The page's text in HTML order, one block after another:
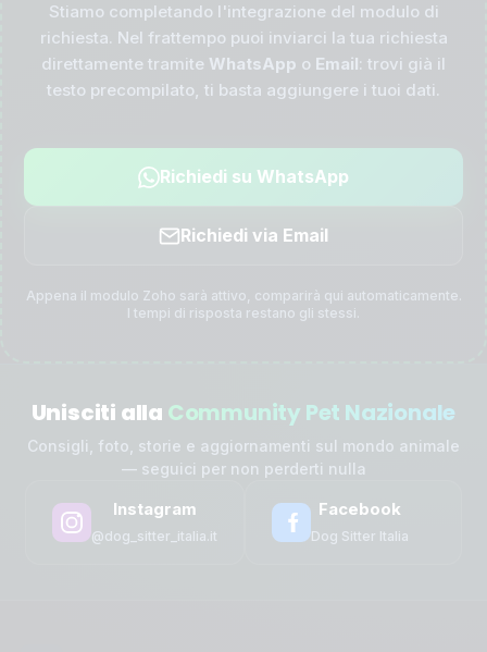
Stiamo completando l'integrazione del modulo di
richiesta. Nel frattempo puoi inviarci la tua richiesta
direttamente tramite WhatsApp o Email: trovi già il
testo precompilato, ti basta aggiungere i tuoi dati.
Richiedi su WhatsApp
Richiedi via Email
Appena il modulo Zoho sarà attivo, comparirà qui automaticamente.
I tempi di risposta restano gli stessi.
Unisciti alla Community Pet Nazionale
Consigli, foto, storie e aggiornamenti sul mondo animale
— seguici per non perderti nulla
Instagram
@dog_sitter_italia.it
Facebook
Dog Sitter Italia